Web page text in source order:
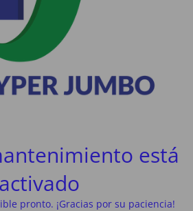
está
activado
pronto. ¡Gracias por su paciencia!